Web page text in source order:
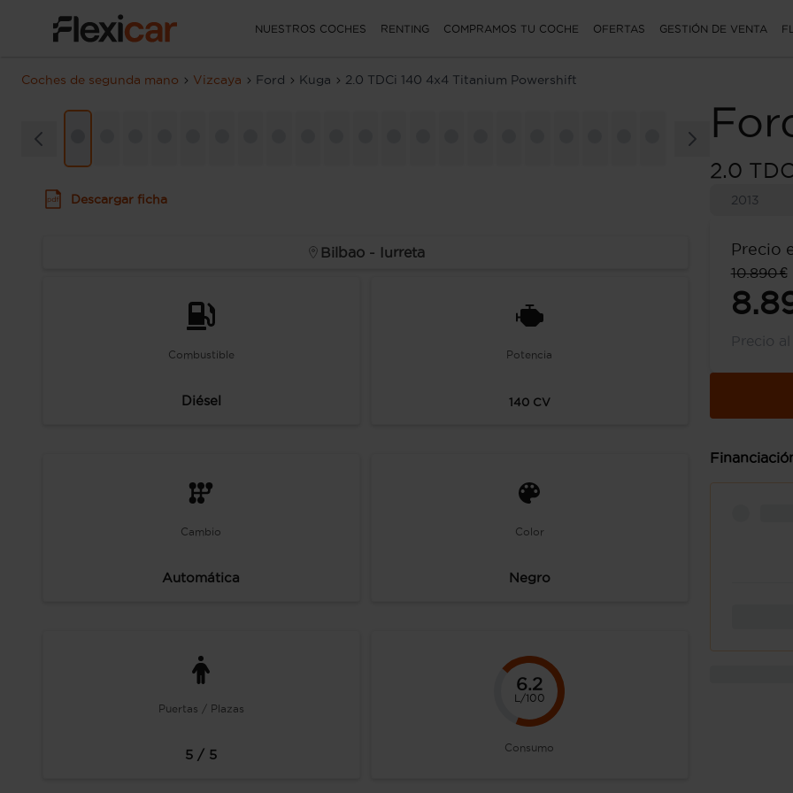
NUESTROS COCHES RENTING COMPRAMOS TU COCHE OFERTAS GESTIÓN DE VENTA
Coches de segunda mano Vizcaya Ford Kuga 2.0 TDCi 140 4x4 Titanium Powershift
2.0
2013
Precio
10.890 €
Precio
Descargar ficha
Bilbao - Iurreta
Combustible
Diésel
Potencia
140CV
Cambio
Automática
Color
Negro
Puertas / Plazas
5 / 5
6.2
L/100
Consumo